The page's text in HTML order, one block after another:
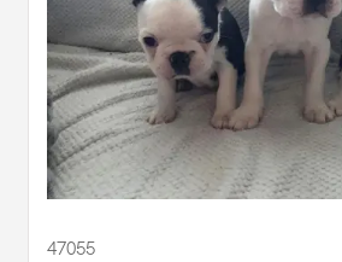
47055